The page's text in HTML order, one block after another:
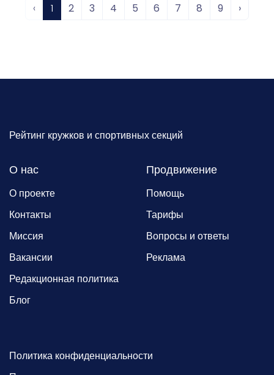
‹ 1 2 3 4 5 6 7 8 9 ›
Рейтинг кружков и спортивных секций
О нас
О проекте
Контакты
Миссия
Вакансии
Редакционная политика
Блог
Продвижение
Помощь
Тарифы
Вопросы и ответы
Реклама
Политика конфиденциальности